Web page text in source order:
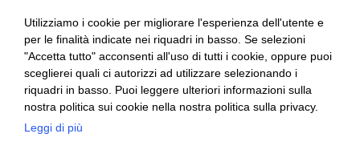
Indirizzo:Corso Novara, 65 - Torino
0112482089
Email:tori04000l@istruzione.it
Posta elettronica certificata (PEC):
Utilizziamo i cookie per migliorare l'esperienza dell'utente e
per le finalità indicate nei riquadri in basso. Se selezioni
"Accetta tutto" acconsenti all'uso di tutti i cookie, oppure puoi
sceglierei quali ci autorizzi ad utilizzare selezionando i
riquadri in basso. Puoi leggere ulteriori informazioni sulla
nostra politica sui cookie nella nostra politica sulla privacy.
Leggi di più